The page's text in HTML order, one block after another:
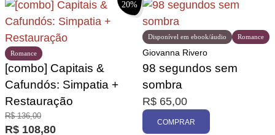
20%
Romance
[combo] Capitais &
Cafundós: Simpatia +
Restauração
R$136,00
R$ 108,80
Disponível em ebook/áudio Romance
Giovanna Rivero
98 segundos sem
sombra
R$ 65,00
COMPRAR